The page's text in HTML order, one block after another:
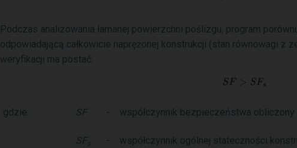
Podczas analizowania łamanej powierzchni poślizgu, program
odpowiadającą całkowicie naprężonej konstrukcji (stan równowagi z
weryfikacji ma postać:
gdzie: SF - współczynnik bezpieczeństwa obliczony
SF s - współczynnik ogólnej stateczności